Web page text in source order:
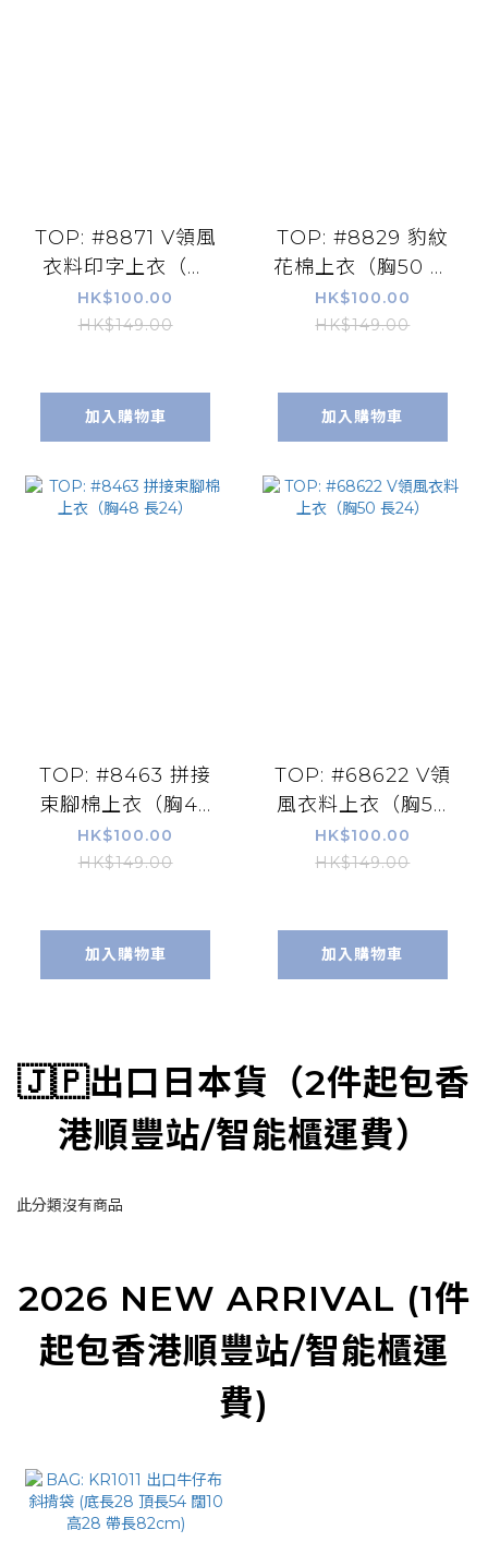
TOP: #8871 V領風
衣料印字上衣（胸
50 長23）
HK$100.00
HK$149.00
加入購物車
TOP: #8829 豹紋
花棉上衣（胸50 長
25.5）
HK$100.00
HK$149.00
加入購物車
TOP: #8463 拼接
束腳棉上衣（胸48
長24）
HK$100.00
HK$149.00
加入購物車
TOP: #68622 V領
風衣料上衣（胸50
長24）
HK$100.00
HK$149.00
加入購物車
🇯🇵出口日本貨（2件起包香
港順豐站/智能櫃運費）
此分類沒有商品
2026 NEW ARRIVAL (1件
起包香港順豐站/智能櫃運
費)